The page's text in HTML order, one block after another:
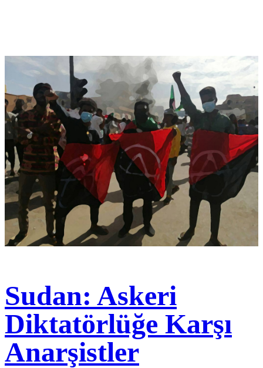
Sudan: Askeri
Diktatörlüğe Karşı
Anarşistler